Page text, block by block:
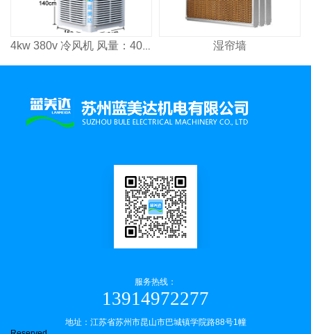
4kw 380v 冷风机 风量：4000³/h 适用面积：2600㎡ 湿帘墙
服务热线：
13914972277
地址：江苏省苏州市昆山市巴城镇学院路88号1幢